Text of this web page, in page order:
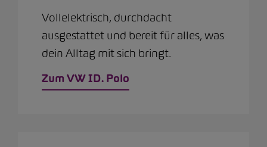
Vollelektrisch, durchdacht
ausgestattet und bereit für alles, was
dein Alltag mit sich bringt.
Zum VW ID. Polo